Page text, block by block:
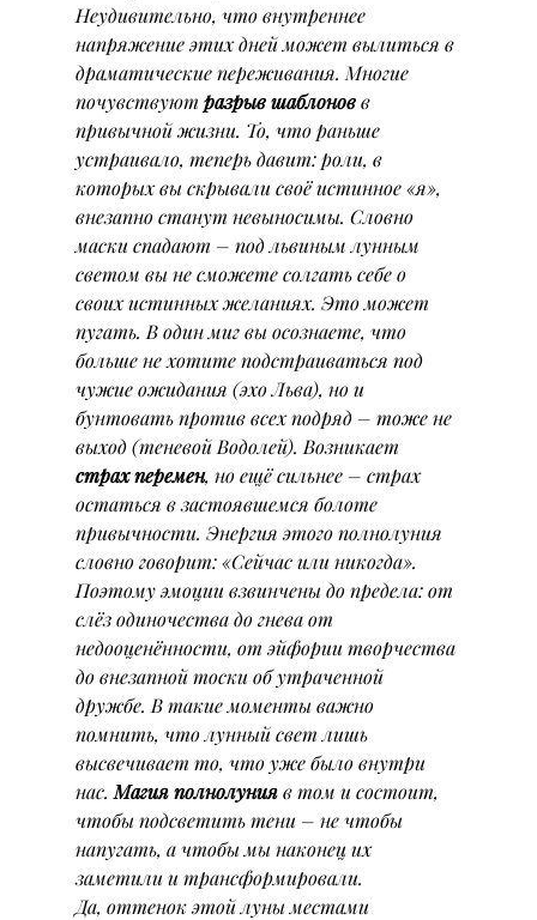
Неудивительно, что внутреннее
напряжение этих дней может вылиться в
драматические переживания. Многие
почувствуют разрыв шаблонов в
привычной жизни. То, что раньше
устраивало, теперь давит: роли, в
которых вы скрывали своё истинное «я»,
внезапно станут невыносимы. Словно
маски спадают – под львиным лунным
светом вы не сможете солгать себе о
своих истинных желаниях. Это может
пугать. В один миг вы осознаете, что
больше не хотите подстраиваться под
чужие ожидания (эхо Льва), но и
бунтовать против всех подряд – тоже не
выход (теневой Водолей). Возникает
страх перемен, но ещё сильнее – страх
остаться в застоявшемся болоте
привычности. Энергия этого полнолуния
словно говорит: «Сейчас или никогда».
Поэтому эмоции взвинчены до предела: от
слёз одиночества до гнева от
недооценённости, от эйфории творчества
до внезапной тоски об утраченной
дружбе. В такие моменты важно
помнить, что лунный свет лишь
высвечивает то, что уже было внутри
нас. Магия полнолуния в том и состоит,
чтобы подсветить тени – не чтобы
напугать, а чтобы мы наконец их
заметили и трансформировали.
Да, оттенок этой луны местами